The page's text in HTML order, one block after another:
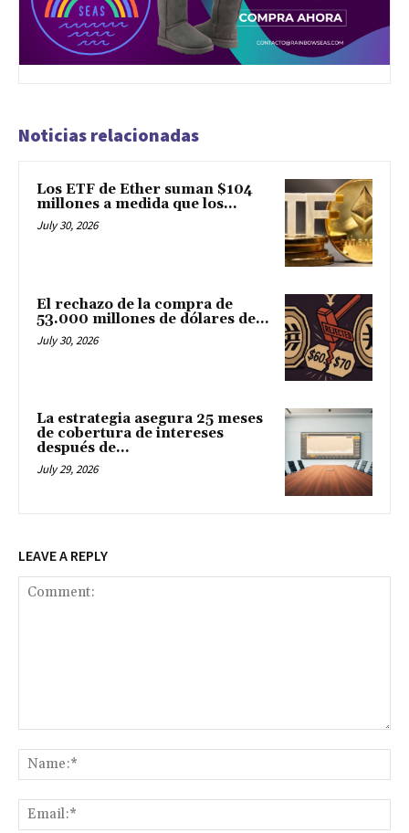
Noticias relacionadas
Los ETF de Ether suman $104
millones a medida que los...
July 30, 2026
El rechazo de la compra de
53.000 millones de dólares de...
July 30, 2026
La estrategia asegura 25 meses
de cobertura de intereses
después de...
July 29, 2026
LEAVE A REPLY